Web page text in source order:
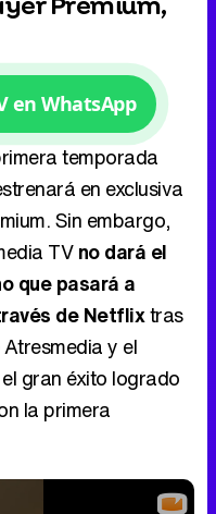
en WhatsApp
temporada
en exclusiva
Sin embargo,
TVno dará el
que pasará a
de Netflixtras
y el
gran éxito logrado
la primera